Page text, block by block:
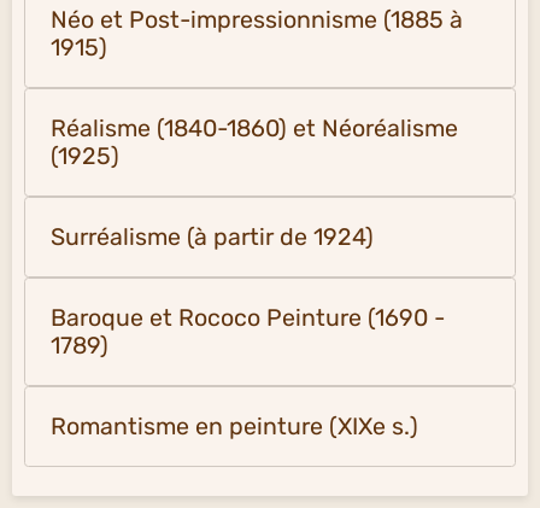
Néo et Post-impressionnisme (1885 à
1915)
Réalisme (1840-1860) et Néoréalisme
(1925)
Surréalisme (à partir de 1924)
Baroque et Rococo Peinture (1690 -
1789)
Romantisme en peinture (XIXe s.)